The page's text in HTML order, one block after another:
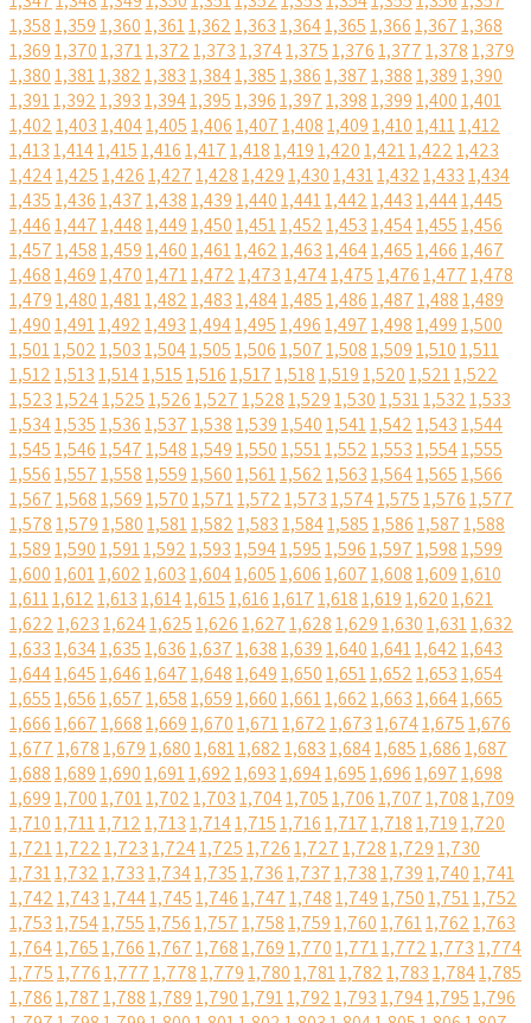
1,3581,3591,3601,3611,3621,3631,3641,3651,3661,3671,368
1,3691,3701,3711,3721,3731,3741,3751,3761,3771,3781,379
1,3801,3811,3821,3831,3841,3851,3861,3871,3881,3891,390
1,3911,3921,3931,3941,3951,3961,3971,3981,3991,4001,401
1,4021,4031,4041,4051,4061,4071,4081,4091,4101,4111,412
1,4131,4141,4151,4161,4171,4181,4191,4201,4211,4221,423
1,4241,4251,4261,4271,4281,4291,4301,4311,4321,4331,434
1,4351,4361,4371,4381,4391,4401,4411,4421,4431,4441,445
1,4461,4471,4481,4491,4501,4511,4521,4531,4541,4551,456
1,4571,4581,4591,4601,4611,4621,4631,4641,4651,4661,467
1,4681,4691,4701,4711,4721,4731,4741,4751,4761,4771,478
1,4791,4801,4811,4821,4831,4841,4851,4861,4871,4881,489
1,4901,4911,4921,4931,4941,4951,4961,4971,4981,4991,500
1,5011,5021,5031,5041,5051,5061,5071,5081,5091,5101,511
1,5121,5131,5141,5151,5161,5171,5181,5191,5201,5211,522
1,5231,5241,5251,5261,5271,5281,5291,5301,5311,5321,533
1,5341,5351,5361,5371,5381,5391,5401,5411,5421,5431,544
1,5451,5461,5471,5481,5491,5501,5511,5521,5531,5541,555
1,5561,5571,5581,5591,5601,5611,5621,5631,5641,5651,566
1,5671,5681,5691,5701,5711,5721,5731,5741,5751,5761,577
1,5781,5791,5801,5811,5821,5831,5841,5851,5861,5871,588
1,5891,5901,5911,5921,5931,5941,5951,5961,5971,5981,599
1,6001,6011,6021,6031,6041,6051,6061,6071,6081,6091,610
1,6111,6121,6131,6141,6151,6161,6171,6181,6191,6201,621
1,6221,6231,6241,6251,6261,6271,6281,6291,6301,6311,632
1,6331,6341,6351,6361,6371,6381,6391,6401,6411,6421,643
1,6441,6451,6461,6471,6481,6491,6501,6511,6521,6531,654
1,6551,6561,6571,6581,6591,6601,6611,6621,6631,6641,665
1,6661,6671,6681,6691,6701,6711,6721,6731,6741,6751,676
1,6771,6781,6791,6801,6811,6821,6831,6841,6851,6861,687
1,6881,6891,6901,6911,6921,6931,6941,6951,6961,6971,698
1,6991,7001,7011,7021,7031,7041,7051,7061,7071,7081,709
1,7101,7111,7121,7131,7141,7151,7161,7171,7181,7191,720
1,7211,7221,7231,7241,7251,7261,7271,7281,7291,730
1,7311,7321,7331,7341,7351,7361,7371,7381,7391,7401,741
1,7421,7431,7441,7451,7461,7471,7481,7491,7501,7511,752
1,7531,7541,7551,7561,7571,7581,7591,7601,7611,7621,763
1,7641,7651,7661,7671,7681,7691,7701,7711,7721,7731,774
1,7751,7761,7771,7781,7791,7801,7811,7821,7831,7841,785
1,7861,7871,7881,7891,7901,7911,7921,7931,7941,7951,796